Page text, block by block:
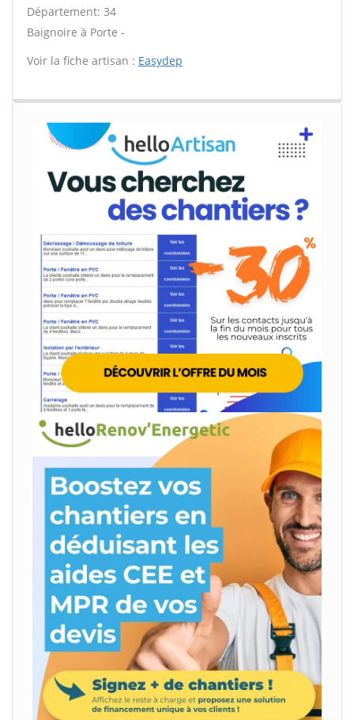
Département: 34
Baignoire à Porte -
Voir la fiche artisan : Easydep